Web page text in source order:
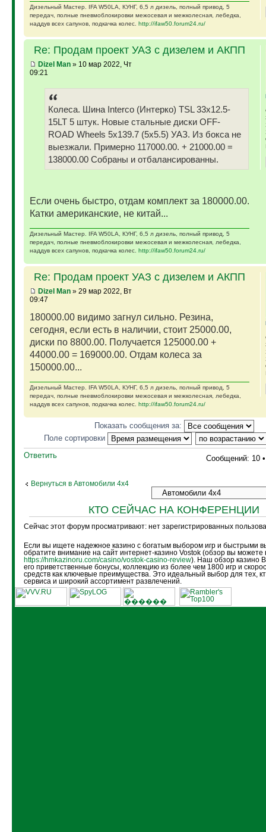
Дизельный Мастер. IFA W50LA, КУНГ, 6,5 л дизель, полный привод, 5
передач, полные пневмоблокировки межосевая и межколесная, лебедка,
наддув всех сапунов, подкачка колес. http://ifaw50.forum24.ru/
Re: Продам проект УАЗ с дизелем и АКПП
Dizel Man» 10 мар 2022, Чт
09:21
Колеса. Шина Interco (Интерко) TSL 33x12.5-
15LT 5 штук. Новые стальные диски OFF-
ROAD Wheels 5x139.7 (5x5.5) УАЗ. Из бокса не
выезжали. Примерно 117000.00. + 21000.00 =
138000.00 Собраны и отбалансированны.
Если очень быстро, отдам комплект за 180000.00.
Катки американские, не китай...
Дизельный Мастер. IFA W50LA, КУНГ, 6,5 л дизель, полный привод, 5
передач, полные пневмоблокировки межосевая и межколесная, лебедка,
наддув всех сапунов, подкачка колес. http://ifaw50.forum24.ru/
Re: Продам проект УАЗ с дизелем и АКПП
Dizel Man» 29 мар 2022, Вт
09:47
180000.00 видимо загнул сильно. Резина,
сегодня, если есть в наличии, стоит 25000.00,
диски по 8800.00. Получается 125000.00 +
44000.00 = 169000.00. Отдам колеса за
150000.00...
Дизельный Мастер. IFA W50LA, КУНГ, 6,5 л дизель, полный привод, 5
передач, полные пневмоблокировки межосевая и межколесная, лебедка,
наддув всех сапунов, подкачка колес. http://ifaw50.forum24.ru/
Показать сообщения за:
Поле сортировки
Ответить
Сообщений: 10
Вернуться в Автомобили 4х4
КТО СЕЙЧАС НА КОНФЕРЕНЦИИ
Сейчас этот форум просматривают: нет зарегистрированных
Если вы ищете надежное казино с богатым выбором игр и быстрыми
обратите внимание на сайт интернет-казино Vostok (обзор вы можете
https://hmkazinoru.com/casino/vostok-casino-review). Наш обзор казино
его приветственные бонусы, коллекцию из более чем 1800 игр и
средств как ключевые преимущества. Это идеальный выбор для тех,
сервиса и широкий ассортимент развлечений.